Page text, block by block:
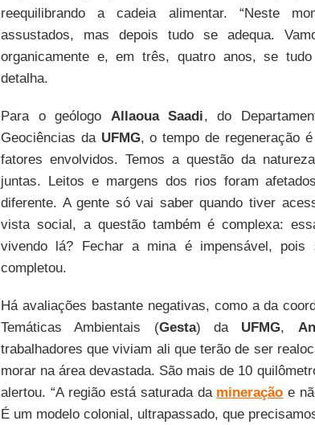
reequilibrando a cadeia alimentar. “Neste
assustados, mas depois tudo se adequa.
organicamente e, em três, quatro anos, se
detalha.
Para o geólogo Allaoua Saadi, do
Geociências da UFMG, o tempo de regeneração
fatores envolvidos. Temos a questão da
juntas. Leitos e margens dos rios foram
diferente. A gente só vai saber quando tiver
vista social, a questão também é complexa:
vivendo lá? Fechar a mina é impensável, pois
completou.
Há avaliações bastante negativas, como a da
Temáticas Ambientais (Gesta) da UFMG,
trabalhadores que viviam ali que terão de ser
morar na área devastada. São mais de 10
alertou. “A região está saturada da mineração e
É um modelo colonial, ultrapassado, que